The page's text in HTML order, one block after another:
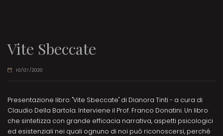
Vite Sbeccate
10/07/2020
Presentazione libro: "Vite Sbeccate" di Dianora Tinti - a cura di
Claudio Della Bartola. Interviene il Prof. Franco Donatini. Un libro
che sintetizza con grande efficacia narrativa, aspetti psicologici
ed esistenziali nei quali ognuno di noi può riconoscersi, perché